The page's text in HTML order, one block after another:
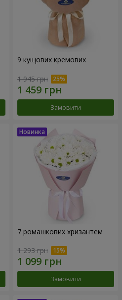
9 кущових кремових
1 945 грн
Замовити
7 ромашкових хризантем
1 293 грн
Замовити